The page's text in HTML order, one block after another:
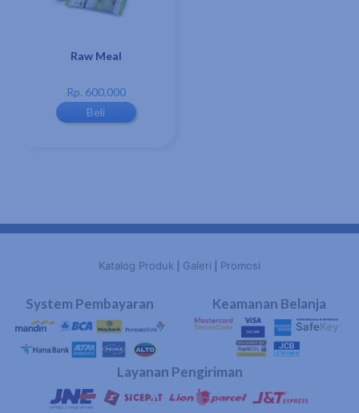
Raw Meal
Rp. 600.000
Beli
Katalog Produk | Galeri | Promosi
System Pembayaran Keamanan Belanja
Layanan Pengiriman